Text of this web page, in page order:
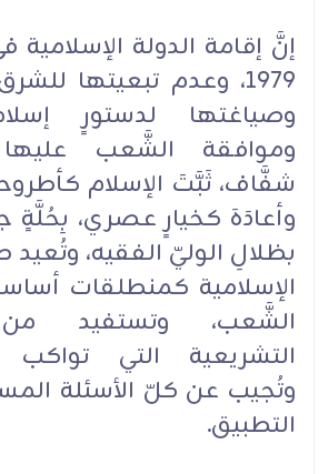
إنَّ إقامة الدولة الإسلامية
1979، وعدم تبعيتها
وصياغتها لدستورٍ
وموافقة الشَّعب عليها
شفَّاف، ثَبَّتَ الإسلام
وأعادَهَ كخيارٍ عصري، بِحُلَّةٍ
بظلالِ الوليّ الفقيه، وتُعيد
الإسلامية كمنطلقات
الشَّعب، وتستفيد من
التشريعية التي تواكب
وتُجيب عن كلّ الأسئلة
التطبيق.